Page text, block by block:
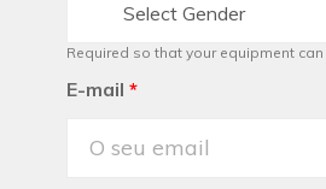
Select Gender
Required so that your equipment
E-mail *